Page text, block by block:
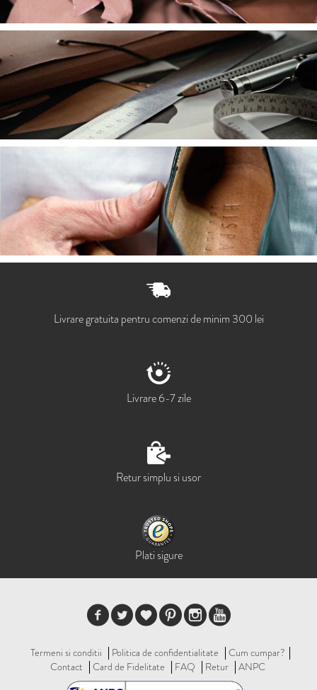
Livrare gratuita pentru comenzi de minim 300 lei
Livrare 6-7 zile
Retur simplu si usor
Plati sigure
Termeni si conditii Politica de confidentialitate
Cum cumpar?
Contact
Card de Fidelitate FAQ Retur ANPC